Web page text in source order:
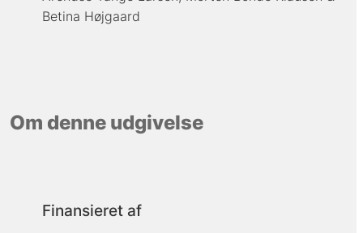
Betina Højgaard
Om denne udgivelse
Finansieret af